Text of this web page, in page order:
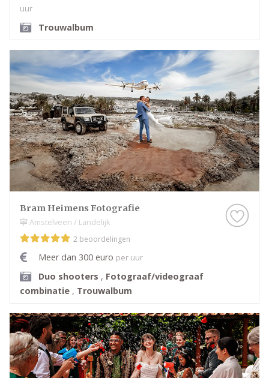
uur
Trouwalbum
Bram Heimens Fotografie
Amstelveen / Landelijk
2 beoordelingen
Meer dan 300 euro per uur
Duo shooters , Fotograaf/videograaf
combinatie , Trouwalbum